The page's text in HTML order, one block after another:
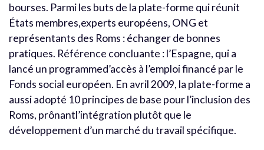
bourses. Parmi les buts de la plate-forme qui réunit
États membres,experts européens, ONG et
représentants des Roms : échanger de bonnes
pratiques. Référence concluante : l’Espagne, qui a
lancé un programmed’accès à l’emploi financé par le
Fonds social européen. En avril 2009, la plate-forme a
aussi adopté 10 principes de base pour l’inclusion des
Roms, prônantl’intégration plutôt que le
développement d’un marché du travail spécifique.